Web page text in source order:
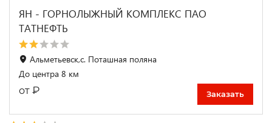
ЯН - ГОРНОЛЫЖНЫЙ КОМПЛЕКС ПАО
ТАТНЕФТЬ
Альметьевск,с. Поташная поляна
До центра 8 км
от ₽ Заказать